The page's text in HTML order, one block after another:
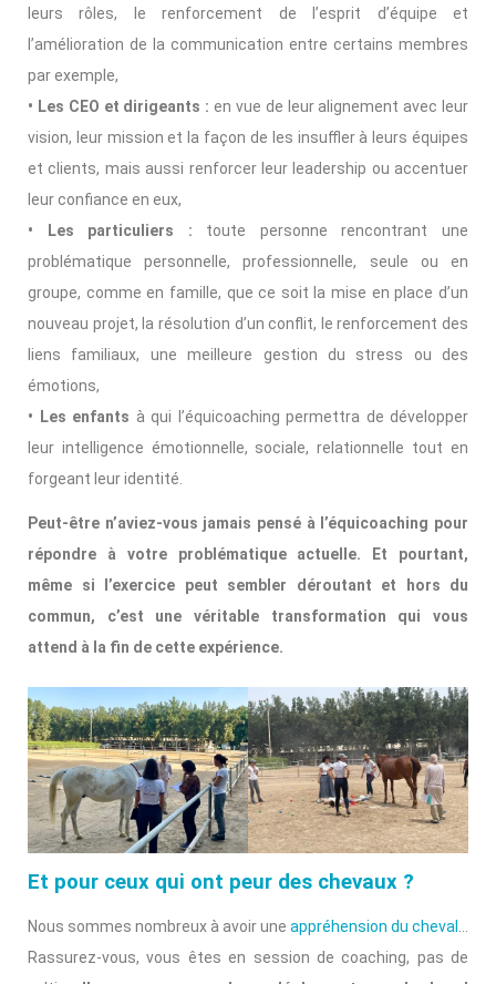
leurs rôles, le renforcement de l’esprit d’équipe et
l’amélioration de la communication entre certains membres
par exemple,
• Les CEO et dirigeants : en vue de leur alignement avec leur
vision, leur mission et la façon de les insuffler à leurs équipes
et clients, mais aussi renforcer leur leadership ou accentuer
leur confiance en eux,
• Les particuliers : toute personne rencontrant une
problématique personnelle, professionnelle, seule ou en
groupe, comme en famille, que ce soit la mise en place d’un
nouveau projet, la résolution d’un conflit, le renforcement des
liens familiaux, une meilleure gestion du stress ou des
émotions,
• Les enfants à qui l’équicoaching permettra de développer
leur intelligence émotionnelle, sociale, relationnelle tout en
forgeant leur identité.
Peut-être n’aviez-vous jamais pensé à l’équicoaching pour
répondre à votre problématique actuelle. Et pourtant,
même si l’exercice peut sembler déroutant et hors du
commun, c’est une véritable transformation qui vous
attend à la fin de cette expérience.
Et pour ceux qui ont peur des chevaux ?
Nous sommes nombreux à avoir une appréhension du cheval
Rassurez-vous, vous êtes en session de coaching, pas de